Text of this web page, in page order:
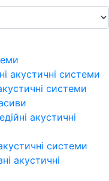
акустичні системи
системи
акустичні
системи
акустичні